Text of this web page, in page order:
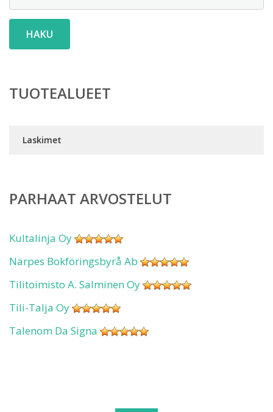
HAKU
TUOTEALUEET
Laskimet
PARHAAT ARVOSTELUT
Kultalinja Oy
Närpes Bokföringsbyrå Ab
Tilitoimisto A. Salminen Oy
Tili-Talja Oy
Talenom Da Signa